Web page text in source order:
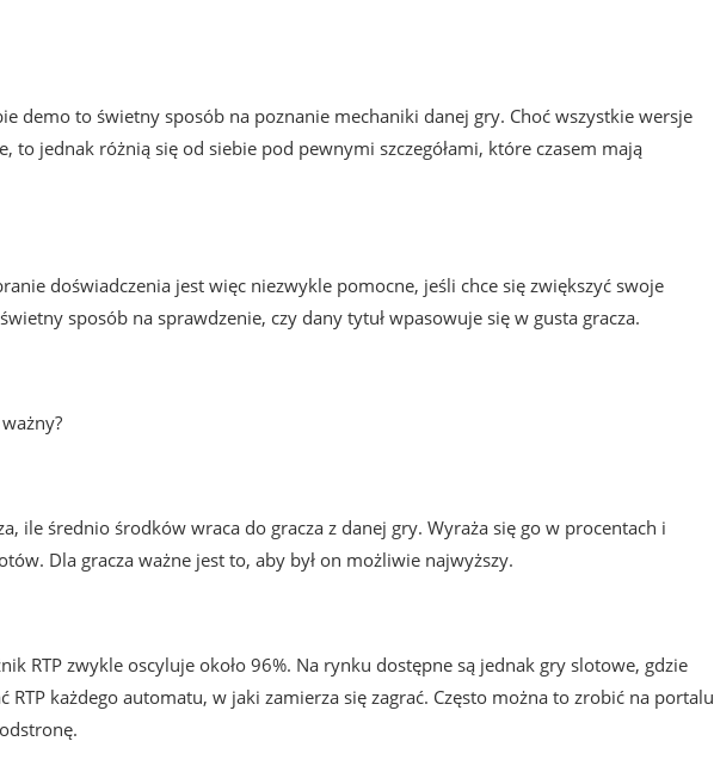
demo to świetny sposób na poznanie mechaniki danej gry. Choć wszystkie wersje
to jednak różnią się od siebie pod pewnymi szczegółami, które czasem mają
doświadczenia jest więc niezwykle pomocne, jeśli chce się zwiększyć swoje
sposób na sprawdzenie, czy dany tytuł wpasowuje się w gusta gracza.
ile średnio środków wraca do gracza z danej gry. Wyraża się go w procentach i
Dla gracza ważne jest to, aby był on możliwie najwyższy.
RTP zwykle oscyluje około 96%. Na rynku dostępne są jednak gry slotowe, gdzie
RTP każdego automatu, w jaki zamierza się zagrać. Często można to zrobić na portalu